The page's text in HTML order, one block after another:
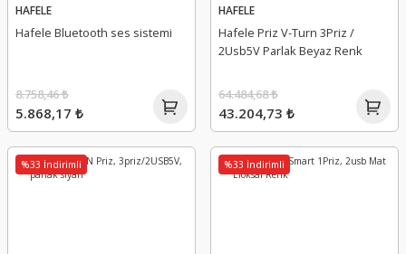
HAFELE
Hafele Bluetooth ses sistemi
5.868,17 ₺
8.758,46 ₺
HAFELE
Hafele Priz V-Turn 3Priz /
2Usb5V Parlak Beyaz Renk
43.204,73 ₺
64.484,68 ₺
%33 İndirimli %33 İndirimli